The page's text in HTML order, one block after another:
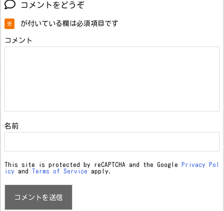
コメントをどうぞ
※ が付いている欄は必須項目です
コメント
名前
This site is protected by reCAPTCHA and the Google
Privacy Pol
icy and Terms of Service apply.